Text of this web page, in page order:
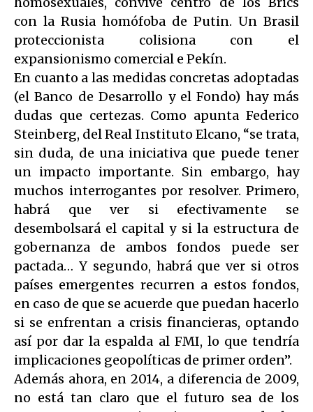
con la Rusia homófoba de Putin. Un Brasil
proteccionista colisiona con el
expansionismo comercial e Pekín.
En cuanto a las medidas concretas adoptadas
(el Banco de Desarrollo y el Fondo) hay más
dudas que certezas. Como apunta Federico
Steinberg, del Real Instituto Elcano, “se trata,
sin duda, de una iniciativa que puede tener
un impacto importante. Sin embargo, hay
muchos interrogantes por resolver. Primero,
habrá que ver si efectivamente se
desembolsará el capital y si la estructura de
gobernanza de ambos fondos puede ser
pactada… Y segundo, habrá que ver si otros
países emergentes recurren a estos fondos,
en caso de que se acuerde que puedan hacerlo
si se enfrentan a crisis financieras, optando
así por dar la espalda al FMI, lo que tendría
implicaciones geopolíticas de primer orden”.
Además ahora, en 2014, a diferencia de 2009,
no está tan claro que el futuro sea de los